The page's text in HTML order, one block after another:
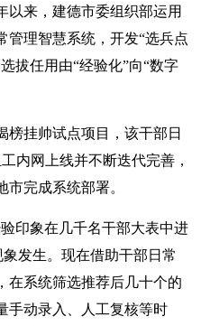
以来，建德市委组织部运用
管理智慧系统，开发“选兵点
拔任用由“经验化”向“数字
榜挂帅试点项目，该干部日
内网上线并不断迭代完善，
市完成系统部署。
印象在几千名干部大表中进
发生。现在借助干部日常
在系统筛选推荐后几十个的
手动录入、人工复核等时